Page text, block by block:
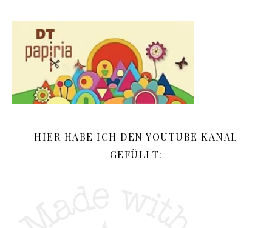
HIER HABE ICH DEN YOUTUBE KANAL
GEFÜLLT: